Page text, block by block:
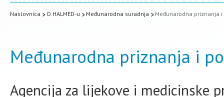
Naslovnica O HALMED-u Međunarodna suradnja Međunarodna priznanja i
Međunarodna priznanja i
Agencija za lijekove i medicinske